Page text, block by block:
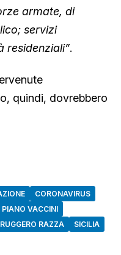
armate, di
servizi
residenziali”.
quindi, dovrebbero
CORONAVIRUS
PIANO VACCINI
RUGGERO RAZZA
SICILIA